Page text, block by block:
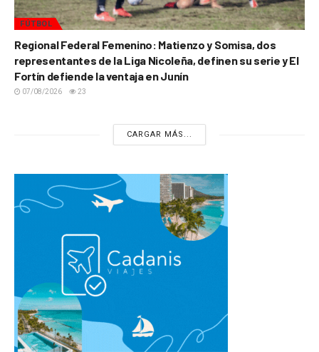
FÚTBOL
Regional Federal Femenino: Matienzo y Somisa, dos
representantes de la Liga Nicoleña, definen su serie y El
Fortín defiende la ventaja en Junín
07/08/2026 23
CARGAR MÁS...